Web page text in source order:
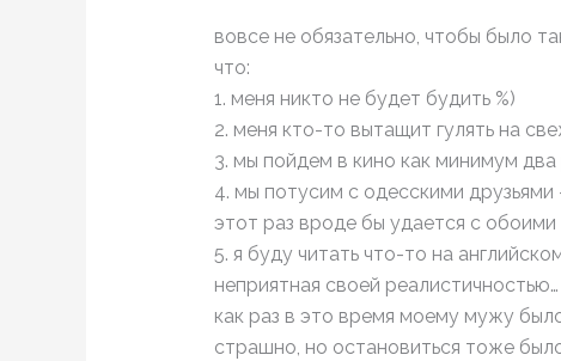
вовсе не обязательно, чтобы было
что:
1. меня никто не будет будить %)
2. меня кто-то вытащит гулять на
3. мы пойдем в кино как минимум
4. мы потусим с одесскими
этот раз вроде бы удается с обоими
5. я буду читать что-то на
неприятная своей
как раз в это время моему мужу
страшно, но остановиться тоже